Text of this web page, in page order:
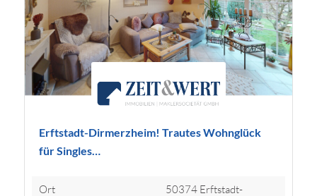
Erftstadt-Dirmerzheim! Trautes Wohnglück
für Singles…
Ort
50374 Erftstadt-